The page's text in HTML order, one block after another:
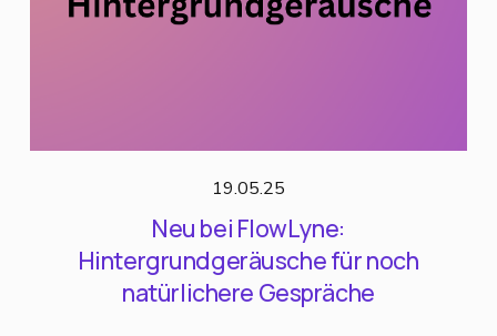
19.05.25
Neu bei FlowLyne:
Hintergrundgeräusche für noch
natürlichere Gespräche